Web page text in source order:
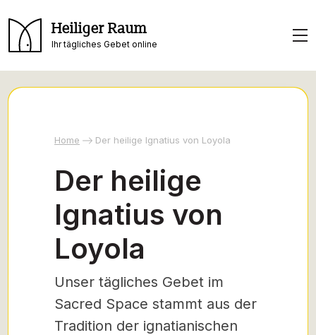
Heiliger Raum
Ihr tägliches Gebet online
Home Der heilige Ignatius von Loyola
Der heilige
Ignatius von
Loyola
Unser tägliches Gebet im
Sacred Space stammt aus der
Tradition der ignatianischen